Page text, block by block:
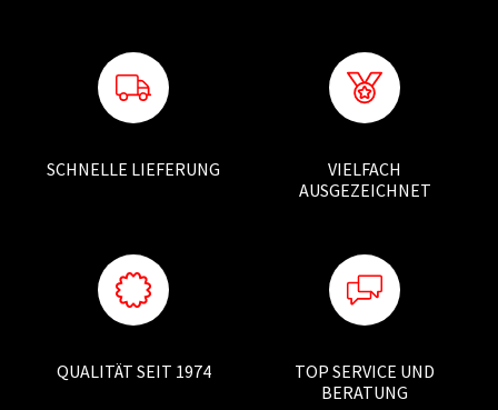
SCHNELLE LIEFERUNG
VIELFACH
AUSGEZEICHNET
QUALITÄT SEIT 1974
TOP SERVICE UND
BERATUNG